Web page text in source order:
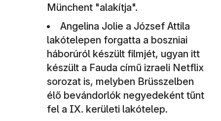
Münchent "alakítja".
Angelina Jolie a József Attila
lakótelepen forgatta a boszniai
háborúról készült filmjét, ugyan itt
készült a Fauda című izraeli Netflix
sorozat is, melyben Brüsszelben
élő bevándorlók negyedeként tűnt
fel a IX. kerületi lakótelep.